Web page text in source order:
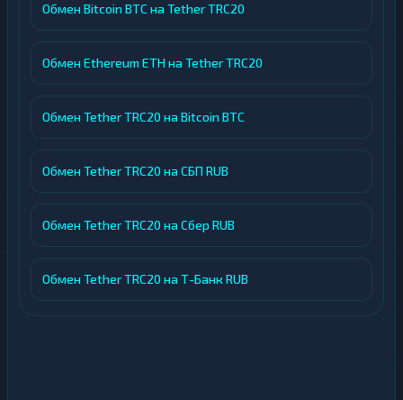
Обмен Bitcoin BTC на Tether TRC20
Обмен Ethereum ETH на Tether TRC20
Обмен Tether TRC20 на Bitcoin BTC
Обмен Tether TRC20 на СБП RUB
Обмен Tether TRC20 на Сбер RUB
Обмен Tether TRC20 на Т-Банк RUB